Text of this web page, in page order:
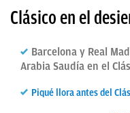
REAL
MADRID
BALONCESTO
CANTERA
Clásico en el
Barcelona y Real
Arabia Saudía en el
Piqué llora antes del